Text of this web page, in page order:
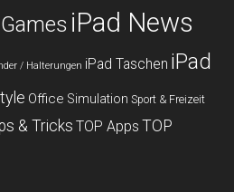
iPad News
/ Halterungen iPad Taschen iPad
Office Simulation Sport & Freizeit
& Tricks TOP Apps TOP